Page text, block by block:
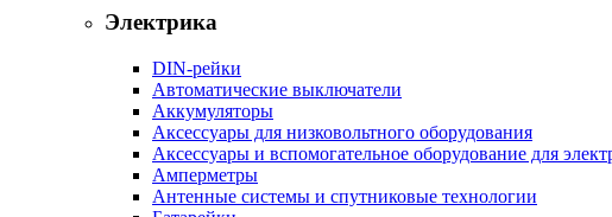
Электрика
DIN-рейки
Автоматические выключатели
Аккумуляторы
Аксессуары для низковольтного оборудования
Аксессуары и вспомогательное оборудование для
Амперметры
Антенные системы и спутниковые технологии